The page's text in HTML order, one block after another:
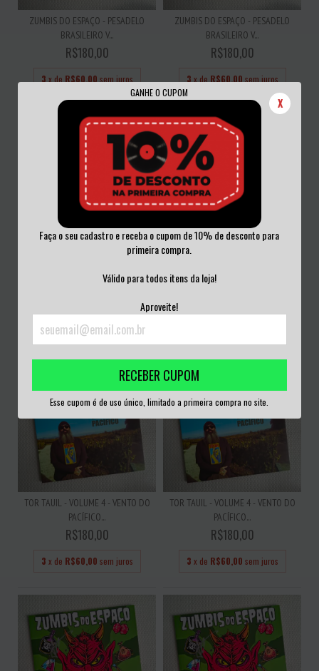
GANHE O CUPOM
X
Faça o seu cadastro e receba o cupom de 10% de desconto para
primeira compra.
Válido para todos itens da loja!
Aproveite!
RECEBER CUPOM
Esse cupom é de uso único, limitado a primeira compra no site.
ZUMBIS DO ESPAÇO - PESADELO
BRASILEIRO V...
R$180,00
3 x de R$60,00 sem juros
ZUMBIS DO ESPAÇO - PESADELO
BRASILEIRO V...
R$180,00
3 x de R$60,00 sem juros
BRASILEIRO V...
BRASILEIRO V...
TOR TAUIL - VOLUME 4 - VENTO DO
PACÍFICO...
R$180,00
3 x de R$60,00 sem juros
TOR TAUIL - VOLUME 4 - VENTO DO
PACÍFICO...
R$180,00
3 x de R$60,00 sem juros